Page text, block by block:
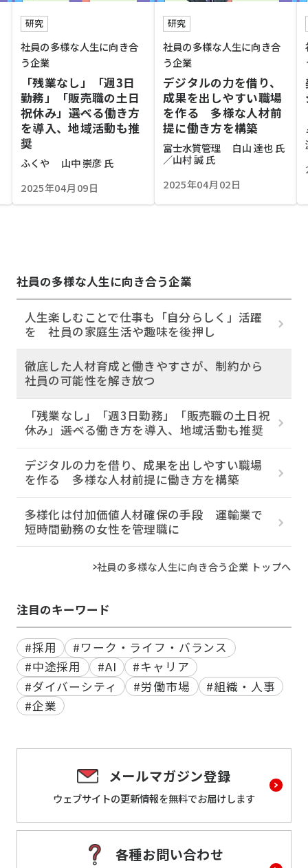
研究
社員の多様な人生に向き合
う企業
「残業なし」「週3日
勤務」「販売職の土日
祝休み」――選べる働き方
を導入、地域活動も推
奨
ふくや 山中 崇彦 氏
2025年04月09日
研究
社員の多様な人生に向き合
う企業
デジタルの力を借り、
成果を出しやすい職場
を作る 多様な人材前
提に働き方を構築
富士水質管理 白山 達也 氏
／山村 誠 氏
2025年04月02日
社員の多様な人生に向き合う企業
人生楽しむことで仕事も「自分らしく」活躍
を 社員の家庭生活や趣味を後押し
徹底した人材育成と働きやすさが、制約から
社員の可能性を解き放つ
「残業なし」「週3日勤務」「販売職の土日祝
休み」――選べる働き方を導入、地域活動も推奨
デジタルの力を借り、成果を出しやすい職場
を作る 多様な人材前提に働き方を構築
多様化は付加価値人材確保の手段 運輸業で
短時間勤務の女性を管理職に
社員の多様な人生に向き合う企業 トップへ
注目のキーワード
#採用
#ワーク・ライフ・バランス
#中途採用
#AI
#キャリア
#ダイバーシティ
#労働市場
#組織・人事
#企業
メールマガジン登録
ウェブサイトの更新情報を無料でお届けします
各種お問い合わせ